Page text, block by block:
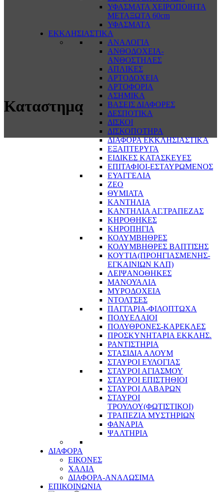
ΥΦΑΣΜΑΤΑ ΧΕΙΡΟΠΟΙΗΤΑ
ΜΕΤΑΞΩΤΑ 60cm
ΥΦΑΣΜΑΤΑ
ΕΚΚΛΗΣΙΑΣΤΙΚΑ
ΑΝΑΛΟΓΙΑ
ΑΝΘΟΔΟΧΕΙΑ-
ΑΝΘΟΣΤΗΛΕΣ
ΑΠΛΙΚΕΣ
ΑΡΤΟΔΟΧΕΙΑ
ΑΡΤΟΦΟΡΙΑ
ΑΣΗΜΙΚΑ
ΒΑΣΕΙΣ ΔΙΑΦΟΡΕΣ
ΔΕΣΠΟΤΙΚΑ
ΔΙΣΚΟΙ
ΔΙΣΚΟΠΟΤΗΡΑ
ΔΙΑΦΟΡΑ ΕΚΚΛΗΣΙΑΣΤΙΚΑ
ΕΞΑΠΤΕΡΥΓΑ
ΕΙΔΙΚΕΣ ΚΑΤΑΣΚΕΥΕΣ
ΕΠΙΤΑΦΙΟΙ-ΕΣΤΑΥΡΩΜΕΝΟΣ
ΕΥΑΓΓΕΛΙΑ
ΖΕΟ
ΘΥΜΙΑΤΑ
ΚΑΝΤΗΛΙΑ
ΚΑΝΤΗΛΙΑ ΑΓ.ΤΡΑΠΕΖΑΣ
ΚΗΡΟΘΗΚΕΣ
ΚΗΡΟΠΗΓΙΑ
ΚΟΛΥΜΒΗΘΡΕΣ
ΚΟΛΥΜΒΗΘΡΕΣ ΒΑΠΤΙΣΗΣ
ΚΟΥΤΙΑ(ΠΡΟΗΓΙΑΣΜΕΝΗΣ-
ΕΓΚΑΙΝΙΩΝ ΚΛΠ)
ΛΕΙΨΑΝΟΘΗΚΕΣ
ΜΑΝΟΥΑΛΙΑ
ΜΥΡΟΔΟΧΕΙΑ
ΝΤΟΛΤΣΕΣ
ΠΑΓΓΑΡΙΑ-ΦΙΛΟΠΤΩΧΑ
ΠΟΛΥΕΛΑΙΟΙ
ΠΟΛΥΘΡΟΝΕΣ-ΚΑΡΕΚΛΕΣ
ΠΡΟΣΚΥΝΗΤΑΡΙΑ ΕΚΚΛΗΣ.
ΡΑΝΤΙΣΤΗΡΙΑ
ΣΤΑΣΙΔΙΑ ΑΛΟΥΜ
ΣΤΑΥΡΟΙ ΕΥΛΟΓΙΑΣ
ΣΤΑΥΡΟΙ ΑΓΙΑΣΜΟΥ
ΣΤΑΥΡΟΙ ΕΠΙΣΤΗΘΙΟΙ
ΣΤΑΥΡΟΙ ΛΑΒΑΡΩΝ
ΣΤΑΥΡΟΙ
ΤΡΟΥΛΟΥ(ΦΩΤΙΣΤΙΚΟΙ)
ΤΡΑΠΕΖΙΑ ΜΥΣΤΗΡΙΩΝ
ΦΑΝΑΡΙΑ
ΨΑΛΤΗΡΙΑ
ΔΙΑΦΟΡΑ
ΕΙΚΟΝΕΣ
ΧΑΛΙΑ
ΔΙΑΦΟΡΑ-ΑΝΑΛΩΣΙΜΑ
ΕΠΙΚΟΙΝΩΝΙΑ
Καταστημα